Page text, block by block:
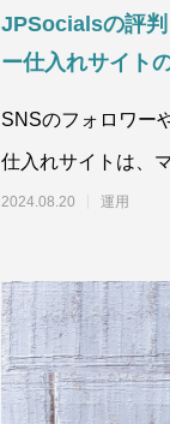
JPSocialsの評判
ー仕入れサイト
SNSのフォロワー
仕入れサイトは、
て多くの企業や個
2024.08.20 運用